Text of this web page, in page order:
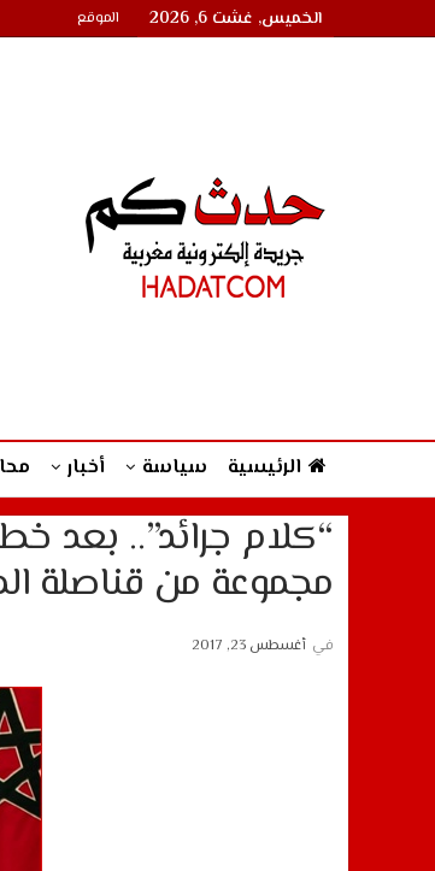
الخميس, غشت 6, 2026 الموقع
الرئيسية سياسة أخبار
“كلام جرائد”.. بعد
مجموعة من قناصلة
في أغسطس 23, 2017